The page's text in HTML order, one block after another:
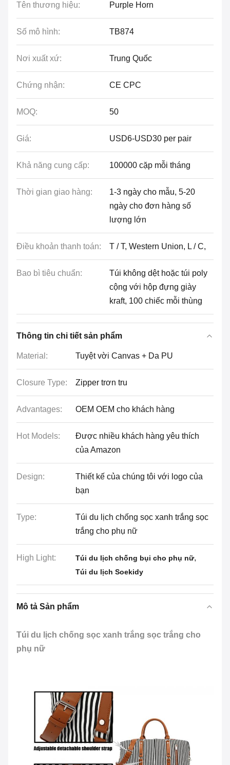
Tên thương hiệu: Purple Horn
Số mô hình: TB874
Nơi xuất xứ: Trung Quốc
Chứng nhận: CE CPC
MOQ: 50
Giá: USD6-USD30 per pair
Khả năng cung cấp: 100000 cặp mỗi tháng
Thời gian giao hàng:
1-3 ngày cho mẫu, 5-20
ngày cho đơn hàng số
lượng lớn
Điều khoản thanh toán: T / T, Western Union, L / C,
Bao bì tiêu chuẩn:
Túi không dệt hoặc túi poly
cộng với hộp đựng giày
kraft, 100 chiếc mỗi thùng
Thông tin chi tiết sản phẩm
Material: Tuyệt vời Canvas + Da PU
Closure Type: Zipper trơn tru
Advantages: OEM OEM cho khách hàng
Hot Models:
Được nhiều khách hàng yêu thích
của Amazon
Design:
Thiết kế của chúng tôi với logo của
bạn
Type:
Túi du lịch chống sọc xanh trắng sọc
trắng cho phụ nữ
High Light: Túi du lịch chống bụi cho phụ nữ,
Túi du lịch Soekidy
Mô tả Sản phẩm
Túi du lịch chống sọc xanh trắng sọc trắng cho
phụ nữ